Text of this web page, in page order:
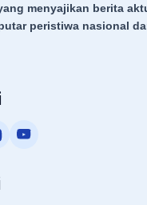
menyajikan berita
peristiwa nasional